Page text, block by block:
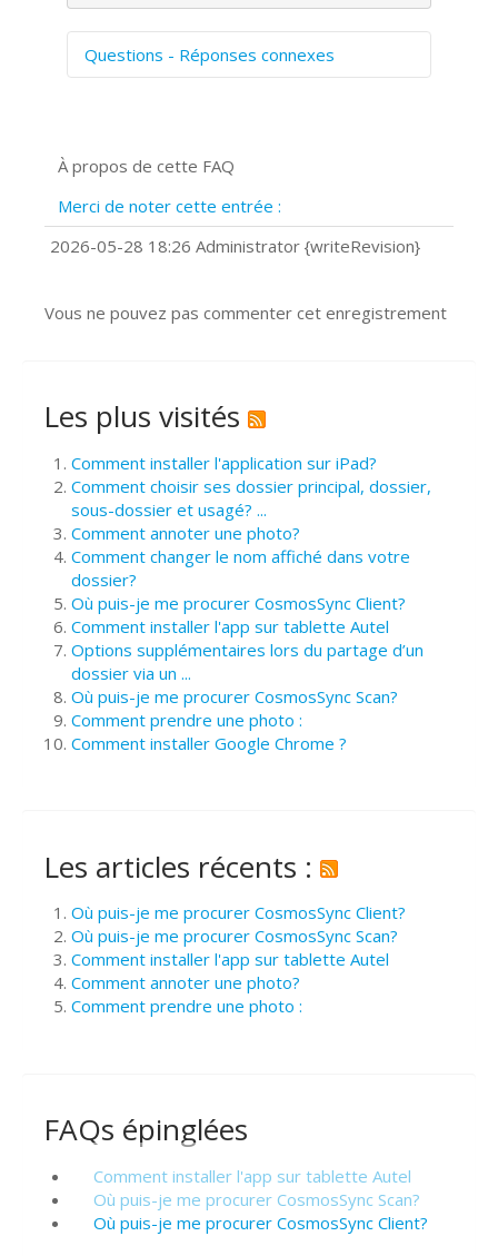
Questions - Réponses connexes
Prise de vue 360°
?
Comment installer Google Chrome ?
À propos de cette FAQ
Merci de noter cette entrée :
2026-05-28 18:26 Administrator {writeRevision}
Vous ne pouvez pas commenter cet enregistrement
Les plus visités
Comment installer l'application sur iPad?
Comment choisir ses dossier principal, dossier,
sous-dossier et usagé? ...
Comment annoter une photo?
Comment changer le nom affiché dans votre
dossier?
Où puis-je me procurer CosmosSync Client?
Comment installer l'app sur tablette Autel
Options supplémentaires lors du partage d’un
dossier via un ...
Où puis-je me procurer CosmosSync Scan?
Comment prendre une photo :
Comment installer Google Chrome ?
Les articles récents :
Où puis-je me procurer CosmosSync Client?
Où puis-je me procurer CosmosSync Scan?
Comment installer l'app sur tablette Autel
Comment annoter une photo?
Comment prendre une photo :
FAQs épinglées
Comment installer l'app sur tablette Autel
Où puis-je me procurer CosmosSync Scan?
Où puis-je me procurer CosmosSync Client?